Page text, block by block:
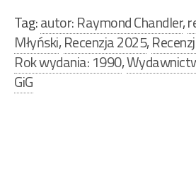
Tag:autor: Raymond Chandler,
Młyński,Recenzja 2025,
Rok wydania: 1990,
GiG